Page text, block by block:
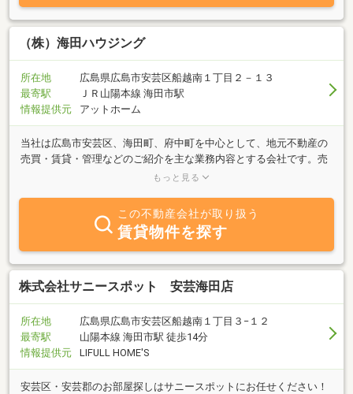
（株）海田ハウジング
所在地
広島県広島市安芸区船越南１丁目２－１３
最寄駅
ＪＲ山陽本線 海田市駅
情報提供元
アットホーム
当社は広島市安芸区、海田町、府中町を中心として、地元不動産の
売買・賃貸・管理などのご紹介を主な業務内容とする会社です。売
買に関しましては、広島市、東広島市、呉市、廿日市市等広範囲で
ださい。また、当社ではご縁を頂き取引させて頂いたお客様と一生
涯のお付き合いが出来るようにをモット-とさせて頂いています。お
客様をスタッフの家族のように思い、親身にご相談に乗らせて頂き
ますので、ぜひお気軽にご来店下さい。
もっと見る
この不動産会社が取り扱う
賃貸物件を探す
株式会社サニースポット 安芸海田店
所在地
広島県広島市安芸区船越南１丁目３−１２
最寄駅
山陽本線 海田市駅 徒歩14分
情報提供元
LIFULL HOME'S
安芸区・安芸郡のお部屋探しはサニースポットにお任せください！